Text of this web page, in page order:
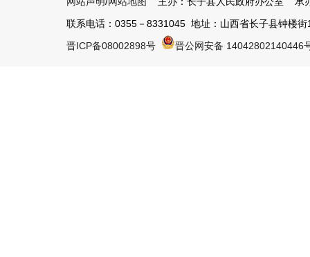
联系电话：0355－8331045 地址：山西省长子县钟楼
晋ICP备08002898号
晋公网安备 14042802140446